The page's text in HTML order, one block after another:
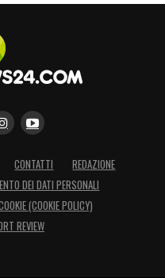
CONTATTI
REDAZIONE
DEI DATI PERSONALI
(COOKIE POLICY)
REVIEW